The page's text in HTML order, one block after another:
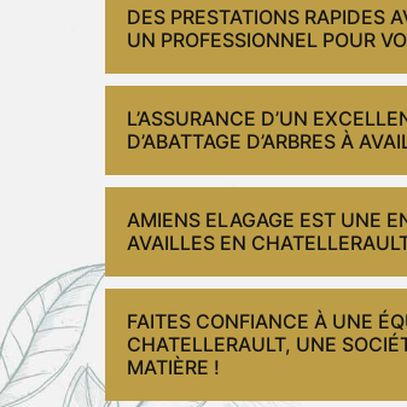
DES PRESTATIONS RAPIDES
UN PROFESSIONNEL POUR
L’ASSURANCE D’UN
D’ABATTAGE D’ARBRES À
AMIENS ELAGAGE EST UNE
AVAILLES EN
FAITES CONFIANCE À UNE
CHATELLERAULT, UNE
MATIÈRE !